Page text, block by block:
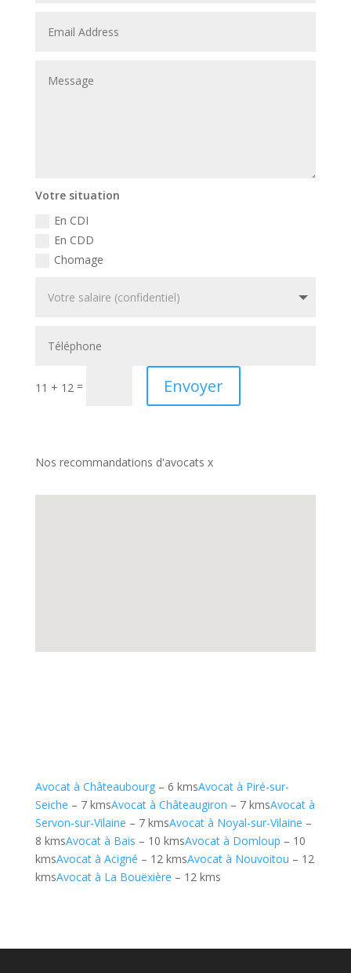
Votre situation
En CDI
En CDD
Chomage
11 + 12 = Envoyer
Nos recommandations d'avocats x
Avocat à Châteaubourg– 6 kmsAvocat à Piré-sur-
Seiche – 7 kmsAvocat à Châteaugiron – 7 kmsAvocat à
Servon-sur-Vilaine – 7 kmsAvocat à Noyal-sur-Vilaine –
8 kmsAvocat à Bais – 10 kmsAvocat à Domloup – 10
kmsAvocat à Acigné – 12 kmsAvocat à Nouvoitou – 12
kmsAvocat à La Bouëxière – 12 kms